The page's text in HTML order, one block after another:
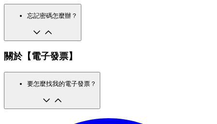
忘記密碼怎麼辦？
關於【電子發票】
要怎麼找我的電子發票？